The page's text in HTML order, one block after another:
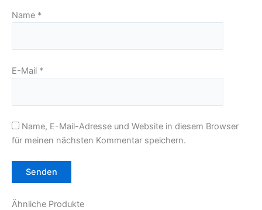
Name *
E-Mail *
Name, E-Mail-Adresse und Website in diesem Browser
für meinen nächsten Kommentar speichern.
Ähnliche Produkte